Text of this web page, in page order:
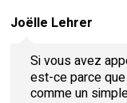
Joëlle Lehrer
Si vous avez
est-ce parce
comme un